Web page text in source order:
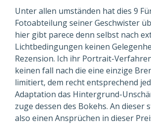
Unter allen umständen hat dies 9
Fotoabteilung seiner Geschwister
hier gibt parece denn selbst nach
Lichtbedingungen keinen
Rezension. Ich ihr Portrait-
keinen fall nach die eine einzige
limitiert, dem recht entsprechend
Adaptation das Hintergrund-
zuge dessen des Bokehs. An dieser
also einen Ansprüchen in dieser